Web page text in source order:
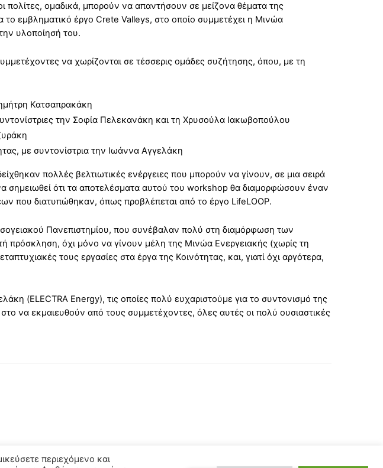
πολίτες, ομαδικά, μπορούν να απαντήσουν σε μείζονα θέματα της
το εμβληματικό έργο Crete Valleys, στο οποίο συμμετέχει η Μινώα
υλοποίησή του.
να χωρίζονται σε τέσσερις ομάδες συζήτησης, όπου, με τη
Κατσαπρακάκη
την Σοφία Πελεκανάκη και τη Χρυσούλα Ιακωβοπούλου
με συντονίστρια την Ιωάννα Αγγελάκη
πολλές βελτιωτικές ενέργειες που μπορούν να γίνουν, σε μια σειρά
σημειωθεί ότι τα αποτελέσματα αυτού του workshop θα διαμορφώσουν έναν
που διατυπώθηκαν, όπως προβλέπεται από το έργο LifeLOOP.
Πανεπιστημίου, που συνέβαλαν πολύ στη διαμόρφωση των
πρόσκληση, όχι μόνο να γίνουν μέλη της Μινώα Ενεργειακής (χωρίς τη
τους εργασίες στα έργα της Κοινότητας, και, γιατί όχι αργότερα,
(ELECTRA Energy), τις οποίες πολύ ευχαριστούμε για το συντονισμό της
να εκμαιευθούν από τους συμμετέχοντες, όλες αυτές οι πολύ ουσιαστικές
περιεχόμενο και